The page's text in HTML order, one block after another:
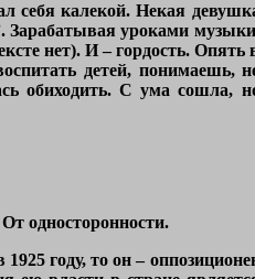
себя калекой. Некая
Зарабатывая уроками
нет). И – гордость. Опять
детей, понимаешь,
обиходить. С ума сошла,
односторонности.
году, то он –